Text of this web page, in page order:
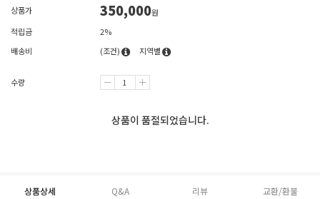
상품가 350,000원
적립금
2%
배송비
(조건) 지역별
수량
상품이 품절되었습니다.
상품상세 Q&A 리뷰 교환/환불